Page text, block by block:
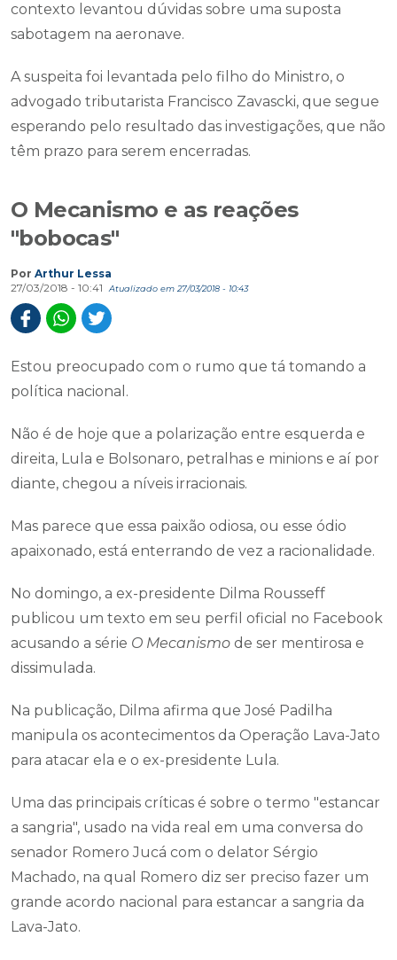
contexto levantou dúvidas sobre uma suposta
sabotagem na aeronave.
A suspeita foi levantada pelo filho do Ministro, o
advogado tributarista Francisco Zavascki, que segue
esperando pelo resultado das investigações, que não
têm prazo para serem encerradas.
O Mecanismo e as reações
"bobocas"
Por Arthur Lessa
27/03/2018 - 10:41
Atualizado em 27/03/2018 - 10:43
Estou preocupado com o rumo que tá tomando a
política nacional.
Não é de hoje que a polarização entre esquerda e
direita, Lula e Bolsonaro, petralhas e minions e aí por
diante, chegou a níveis irracionais.
Mas parece que essa paixão odiosa, ou esse ódio
apaixonado, está enterrando de vez a racionalidade.
No domingo, a ex-presidente Dilma Rousseff
publicou um texto em seu perfil oficial no Facebook
acusando a série O Mecanismo de ser mentirosa e
dissimulada.
Na publicação, Dilma afirma que José Padilha
manipula os acontecimentos da Operação Lava-Jato
para atacar ela e o ex-presidente Lula.
Uma das principais críticas é sobre o termo "estancar
a sangria", usado na vida real em uma conversa do
senador Romero Jucá com o delator Sérgio
Machado, na qual Romero diz ser preciso fazer um
grande acordo nacional para estancar a sangria da
Lava-Jato.